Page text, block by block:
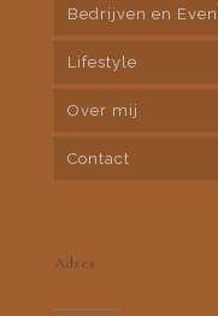
Bedrijven en
Lifestyle
Over mij
Contact
Adres